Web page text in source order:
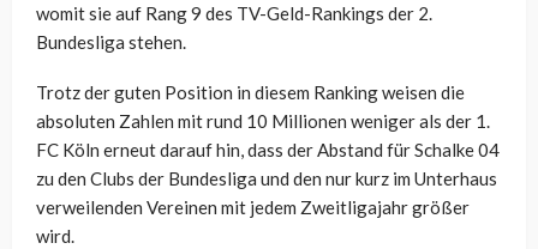
womit sie auf Rang 9 des TV-Geld-Rankings der 2.
Bundesliga stehen.
Trotz der guten Position in diesem Ranking weisen die
absoluten Zahlen mit rund 10 Millionen weniger als der 1.
FC Köln erneut darauf hin, dass der Abstand für Schalke 04
zu den Clubs der Bundesliga und den nur kurz im Unterhaus
verweilenden Vereinen mit jedem Zweitligajahr größer
wird.